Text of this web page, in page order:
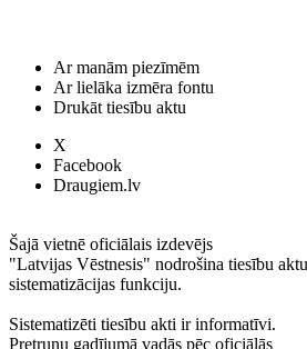
Ar manām piezīmēm
Ar lielāka izmēra fontu
Drukāt tiesību aktu
X
Facebook
Draugiem.lv
Šajā vietnē oficiālais izdevējs
"Latvijas Vēstnesis" nodrošina tiesību aktu
sistematizācijas funkciju.
Sistematizēti tiesību akti ir informatīvi.
Pretrunu gadījumā vadās pēc oficiālās